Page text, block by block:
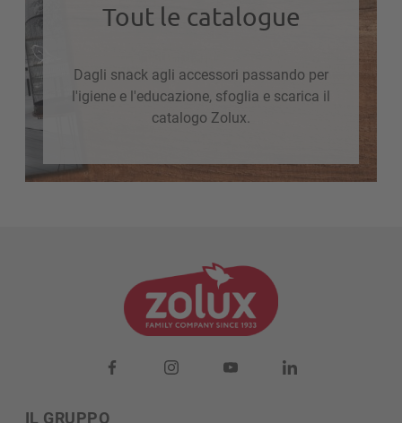
Tout le catalogue
Dagli snack agli accessori passando per
l'igiene e l'educazione, sfoglia e scarica il
catalogo Zolux.
IL GRUPPO